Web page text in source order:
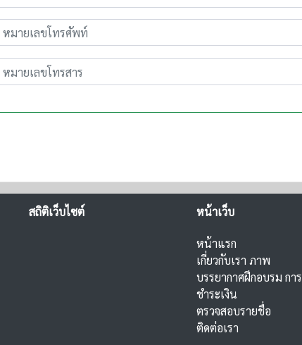
สถิติเว็บไซต์ หน้าเว็บ
หน้าแรก
เกี่ยวกับเรา ภาพ
บรรยากาศฝึกอบรม การ
ชำระเงิน
ตรวจสอบรายชื่อ
ติดต่อเรา